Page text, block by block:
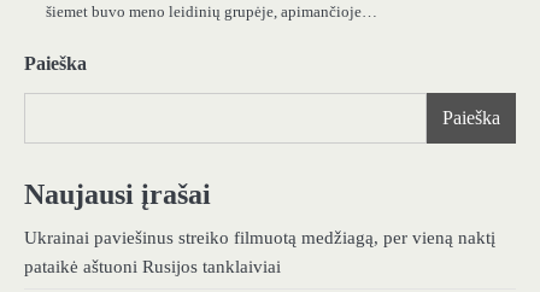
šiemet buvo meno leidinių grupėje, apimančioje…
Paieška
Paieška
Naujausi įrašai
Ukrainai paviešinus streiko filmuotą medžiagą, per vieną naktį
pataikė aštuoni Rusijos tanklaiviai